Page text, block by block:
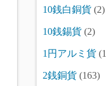
10銭白銅貨 (2)
10銭錫貨 (2)
1円アルミ貨
2銭銅貨 (163)